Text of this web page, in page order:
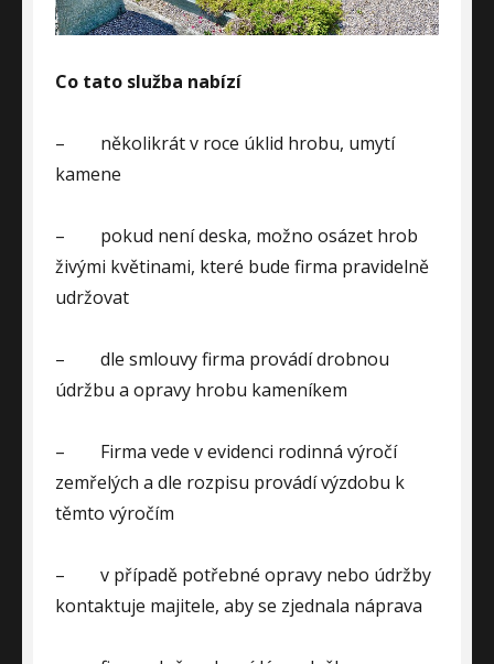
Co tato služba nabízí
–
několikrát v roce úklid hrobu, umytí
kamene
–
pokud není deska, možno osázet hrob
živými květinami, které bude firma pravidelně
udržovat
–
dle smlouvy firma provádí drobnou
údržbu a opravy hrobu kameníkem
–
Firma vede v evidenci rodinná výročí
zemřelých a dle rozpisu provádí výzdobu k
těmto výročím
–
v případě potřebné opravy nebo údržby
kontaktuje majitele, aby se zjednala náprava